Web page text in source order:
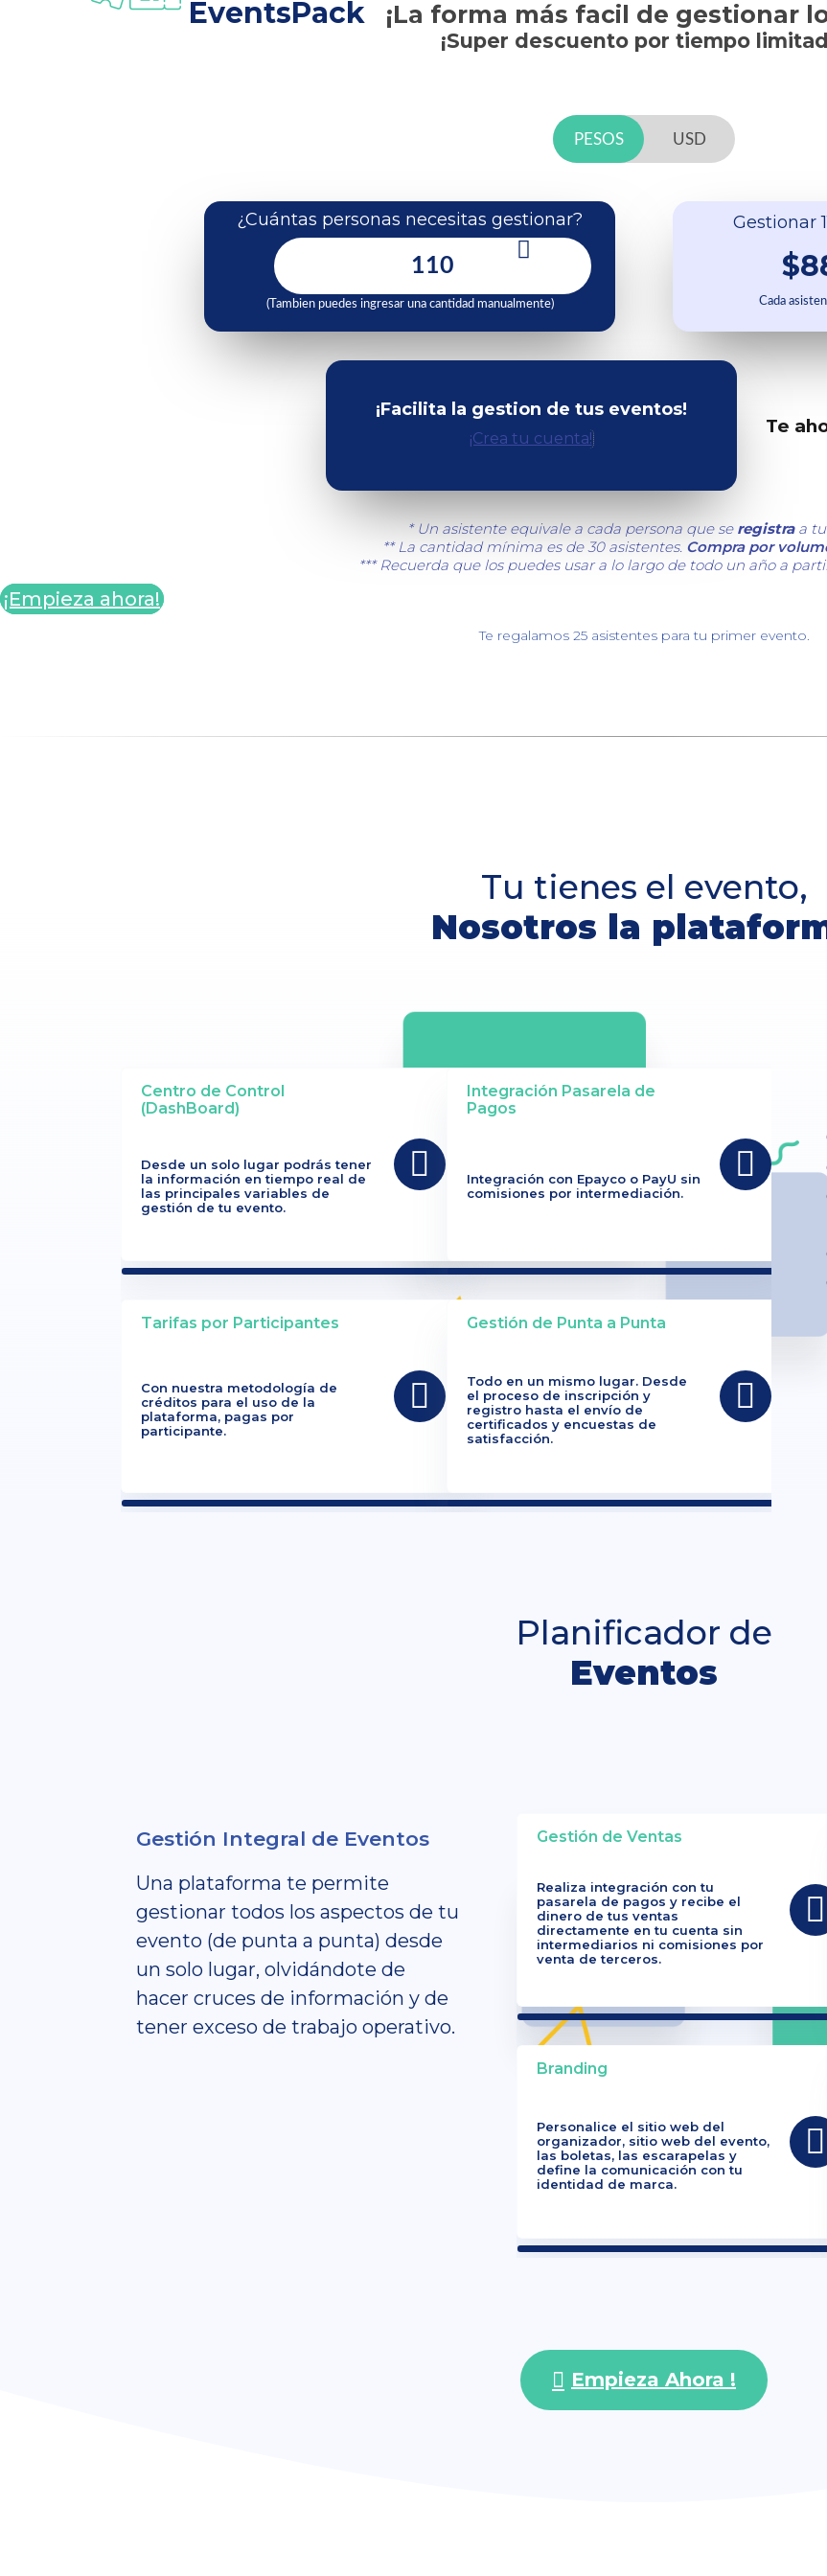
EventsPack ¡La forma más facil de gestionar
¡Super descuento por tiempo
PESOS USD
¿Cuántas personas necesitas gestionar?
(Tambien puedes ingresar una cantidad manualmente)
Gestionar
Cada
¡Facilita la gestion de tus eventos!
¡Crea tu cuenta!
Te
* Un asistente equivale a cada persona que se registraa tu
** La cantidad mínima es de 30 asistentes. Compra por
*** Recuerda que los puedes usar a lo largo de todo un año a
¡Empieza ahora!
Te regalamos 25 asistentes para tu primer evento.
Tu tienes el evento,
Nosotros la
Centro de Control
(DashBoard)
Desde un solo lugar podrás tener
la información en tiempo real de
las principales variables de
gestión de tu evento.
Integración Pasarela de
Pagos
Integración con Epayco o PayU sin
comisiones por intermediación.
Tarifas por Participantes
Con nuestra metodología de
créditos para el uso de la
plataforma, pagas por
participante.
Gestión de Punta a Punta
Todo en un mismo lugar. Desde
el proceso de inscripción y
registro hasta el envío de
certificados y encuestas de
satisfacción.
Planificador de
Eventos
Gestión de Ventas
Realiza integración con tu
pasarela de pagos y recibe el
dinero de tus ventas
directamente en tu cuenta sin
intermediarios ni comisiones por
venta de terceros.
Branding
Personalice el sitio web del
organizador, sitio web del evento,
las boletas, las escarapelas y
define la comunicación con tu
identidad de marca.
Gestión Integral de Eventos
Una plataforma te permite
gestionar todos los aspectos de tu
evento (de punta a punta) desde
un solo lugar, olvidándote de
hacer cruces de información y de
tener exceso de trabajo operativo.
Empieza Ahora !